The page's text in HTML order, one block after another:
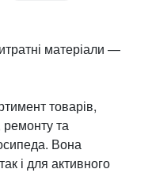
матеріали —
товарів,
ремонту та
Вона
і для активного